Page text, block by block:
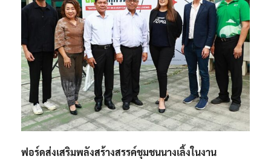
ฟอร์ดส่งเสริมพลังสร้างสรรค์ชุมชนนางเลิ้งในงาน